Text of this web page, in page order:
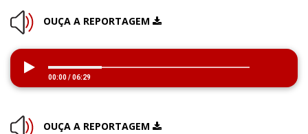
OUÇA A REPORTAGEM
00:00/06:29
OUÇA A REPORTAGEM